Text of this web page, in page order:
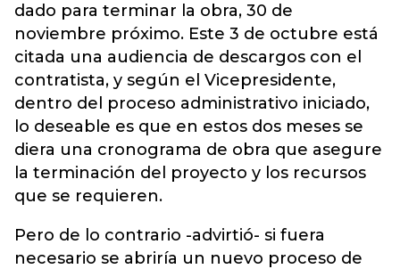
dado para terminar la obra, 30 de
noviembre próximo. Este 3 de octubre está
citada una audiencia de descargos con el
contratista, y según el Vicepresidente,
dentro del proceso administrativo iniciado,
lo deseable es que en estos dos meses se
diera una cronograma de obra que asegure
la terminación del proyecto y los recursos
que se requieren.
Pero de lo contrario -advirtió- si fuera
necesario se abriría un nuevo proceso de